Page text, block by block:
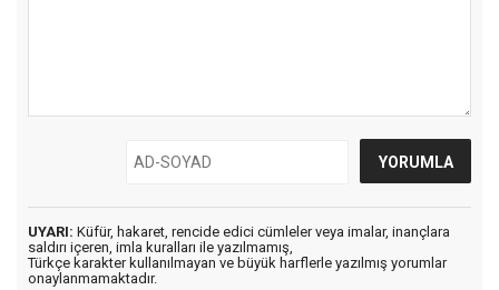
UYARI: Küfür, hakaret, rencide edici cümleler veya imalar, inançlara
saldırı içeren, imla kuralları ile yazılmamış,
Türkçe karakter kullanılmayan ve büyük harflerle yazılmış yorumlar
onaylanmamaktadır.